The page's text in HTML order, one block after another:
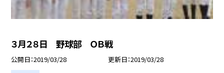
３月２８日 野球部 ＯＢ戦
公開日 2019/03/28 更新日 2019/03/28